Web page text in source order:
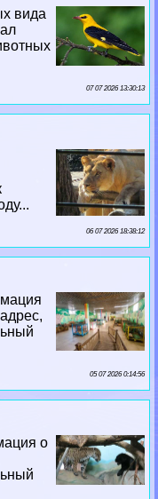
вида
07 07 2026 13:30:13
06 07 2026 18:38:12
05 07 2026 0:14:56
о